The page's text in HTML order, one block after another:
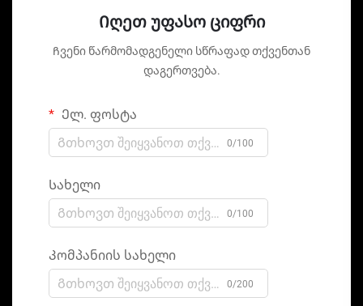
Იღეთ უფასო ციფრი
Ჩვენი წარმომადგენელი სწრაფად თქვენთან
დაგერთვება.
Ელ. ფოსტა
0/100
Სახელი
0/100
Კომპანიის სახელი
0/200